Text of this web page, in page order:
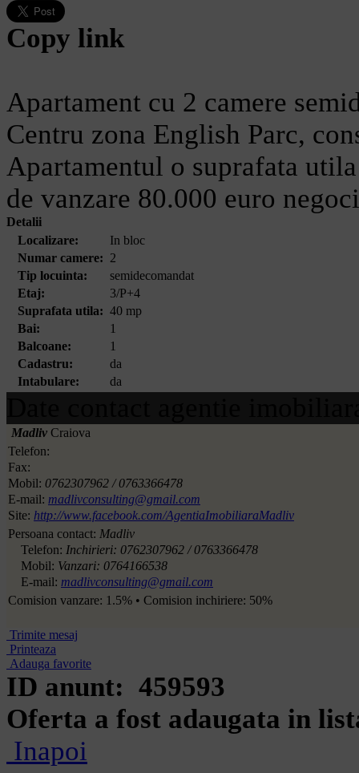
Copy link
Apartament cu 2 camere
Centru zona English Parc,
Apartamentul o suprafata
de vanzare 80.000 euro
Detalii
Localizare:
In bloc
Numar camere: 2
Tip locuinta:
semidecomandat
Etaj:
3/P+4
Suprafata utila: 40 mp
Bai:
1
Balcoane:
1
Cadastru:
da
Intabulare:
da
Madliv Craiova
Telefon:
Fax:
Mobil: 0762307962 / 0763366478
E-mail: madlivconsulting@gmail.com
Site: http://www.facebook.com/AgentiaImobiliaraMadliv
Persoana contact: Madliv
Telefon: Inchirieri: 0762307962 / 0763366478
Mobil: Vanzari: 0764166538
E-mail: madlivconsulting@gmail.com
Comision vanzare: 1.5% • Comision inchiriere: 50%
Trimite mesaj
Printeaza
Adauga favorite
ID anunt: 459593
Oferta a fost adaugata in
Inapoi